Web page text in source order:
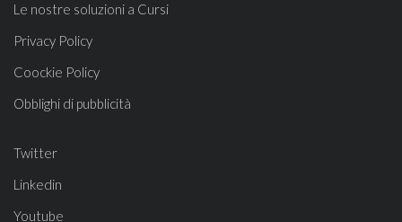
Le nostre soluzioni a Cursi
Privacy Policy
Coockie Policy
Obblighi di pubblicità
Twitter
Linkedin
Youtube